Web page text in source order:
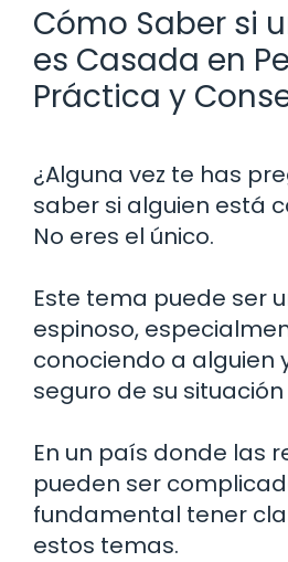
Cómo Saber si
es Casada en
Práctica y
¿Alguna vez te has
saber si alguien está
No eres el único.
Este tema puede ser
espinoso,
conociendo a alguien
seguro de su
En un país donde las
pueden ser
fundamental tener
estos temas.